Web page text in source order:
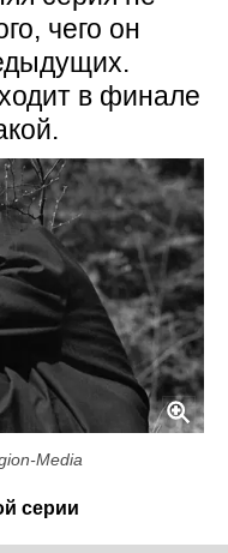
чего он
в финале
Media
серии